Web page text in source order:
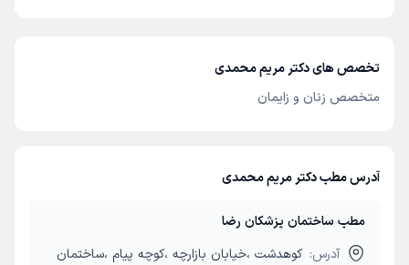
تخصص های دکتر مریم محمدی
متخصص زنان و زایمان
آدرس مطب دکتر مریم محمدی
مطب ساختمان پزشکان رضا
آدرس: کوهدشت ،خیابان بازارچه ،کوچه پیام ،ساختمان